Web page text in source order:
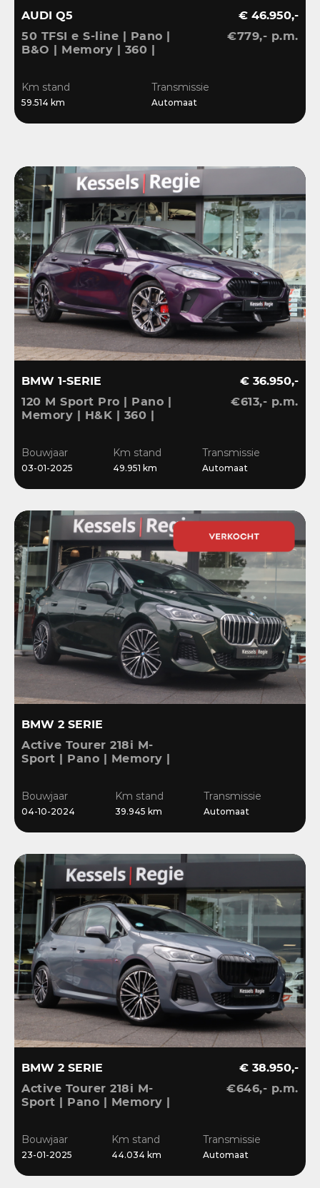
AUDI Q5
50 TFSI e S-line | Pano |
B&O | Memory | 360 |
CarPlay
€ 46.950,-
€779,- p.m.
Km stand
59.514 km
Transmissie
Automaat
BMW 1-SERIE
120 M Sport Pro | Pano |
Memory | H&K | 360 |
El.klep | 18”
€ 36.950,-
€613,- p.m.
Bouwjaar
03-01-2025
Km stand
49.951 km
Transmissie
Automaat
BMW 2 SERIE
Active Tourer 218i M-
Sport | Pano | Memory |
Massage |
Stuur/Stoelverwarming |
Bouwjaar
04-10-2024
Km stand
39.945 km
Transmissie
Automaat
BMW 2 SERIE
Active Tourer 218i M-
Sport | Pano | Memory |
€ 38.950,-
€646,- p.m.
Bouwjaar
23-01-2025
Km stand
44.034 km
Transmissie
Automaat